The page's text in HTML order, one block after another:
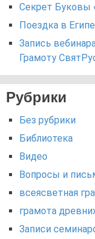
Секрет Буковы
Поездка в
Запись
Грамоту
Рубрики
Без рубрики
Библиотека
Видео
Вопросы и
всеясветная
грамота
Записи